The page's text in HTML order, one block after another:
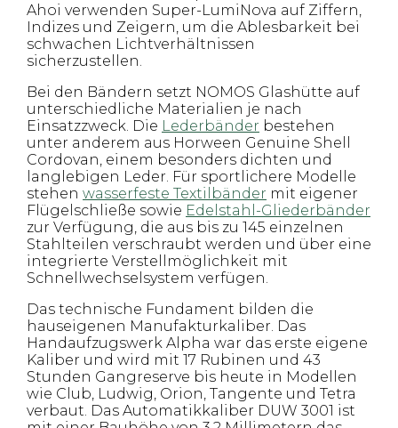
Ahoi verwenden Super-LumiNova auf Ziffern,
Indizes und Zeigern, um die Ablesbarkeit bei
schwachen Lichtverhältnissen
sicherzustellen.
Bei den Bändern setzt NOMOS Glashütte auf
unterschiedliche Materialien je nach
Einsatzzweck. Die Lederbänder bestehen
unter anderem aus Horween Genuine Shell
Cordovan, einem besonders dichten und
langlebigen Leder. Für sportlichere Modelle
stehen wasserfeste Textilbänder mit eigener
Flügelschließe sowie Edelstahl-Gliederbänder
zur Verfügung, die aus bis zu 145 einzelnen
Stahlteilen verschraubt werden und über eine
integrierte Verstellmöglichkeit mit
Schnellwechselsystem verfügen.
Das technische Fundament bilden die
hauseigenen Manufakturkaliber. Das
Handaufzugswerk Alpha war das erste eigene
Kaliber und wird mit 17 Rubinen und 43
Stunden Gangreserve bis heute in Modellen
wie Club, Ludwig, Orion, Tangente und Tetra
verbaut. Das Automatikkaliber DUW 3001 ist